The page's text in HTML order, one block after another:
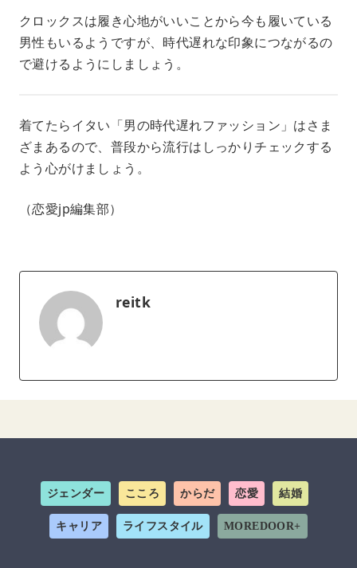
クロックスは履き心地がいいことから今も履いている
男性もいるようですが、時代遅れな印象につながるの
で避けるようにしましょう。
着てたらイタい「男の時代遅れファッション」はさま
ざまあるので、普段から流行はしっかりチェックする
よう心がけましょう。
（恋愛jp編集部）
reitk
ジェンダー こころ からだ 恋愛 結婚
キャリア ライフスタイル MOREDOOR+